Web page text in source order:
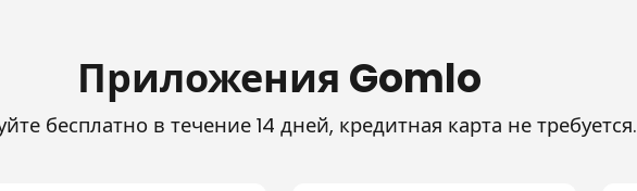
Приложения Gomlo
бесплатно в течение 14 дней, кредитная карта не требуется.